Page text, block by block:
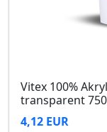
Vitex 100%
transparent
4,12 EUR